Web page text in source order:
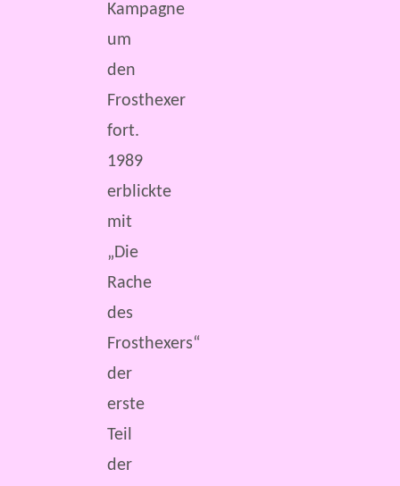
Kampagne
um
den
Frosthexer
fort.
1989
erblickte
mit
„Die
Rache
des
Frosthexers“
der
erste
Teil
der